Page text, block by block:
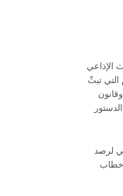
الإذاعي
التي تبثّ
لرصد
خطاب